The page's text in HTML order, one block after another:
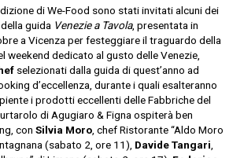
di We-Food sono stati invitati alcuni dei
guida Venezie a Tavola, presentata in
a Vicenza per festeggiare il traguardo della
weekend dedicato al gusto delle Venezie,
selezionati dalla guida di quest’anno ad
d’eccellenza, durante i quali esalteranno
i prodotti eccellenti delle Fabbriche del
di Agugiaro & Figna ospiterà ben
con Silvia Moro, chef Ristorante “Aldo Moro
(sabato 2, ore 11), Davide Tangari,